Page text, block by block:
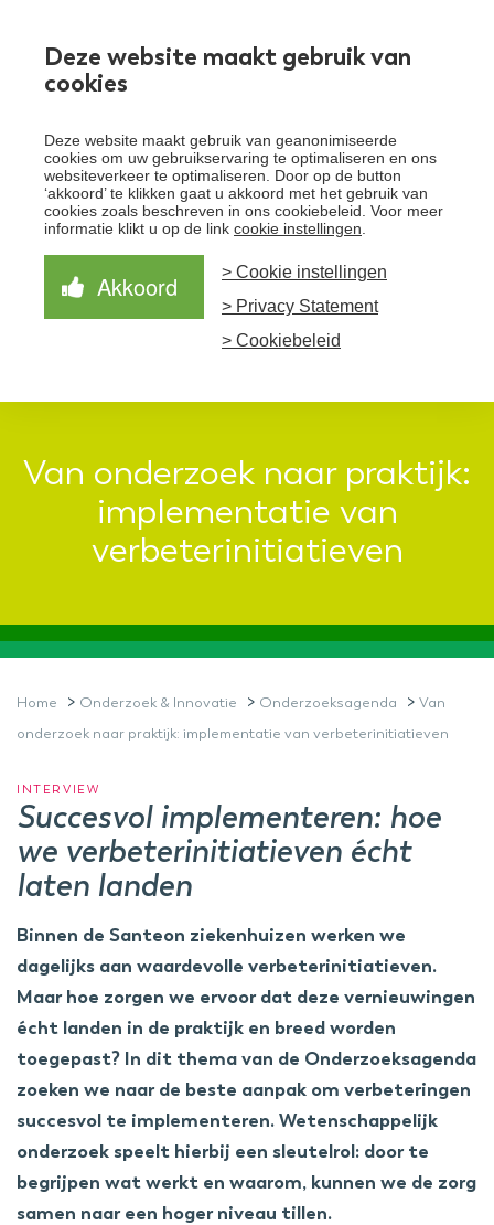
Deze website maakt gebruik van
cookies
Deze website maakt gebruik van geanonimiseerde
cookies om uw gebruikservaring te optimaliseren en ons
websiteverkeer te optimaliseren. Door op de button
‘akkoord’ te klikken gaat u akkoord met het gebruik van
cookies zoals beschreven in ons cookiebeleid. Voor meer
informatie klikt u op de link cookie instellingen
Akkoord
> Cookie instellingen
> Privacy Statement
> Cookiebeleid
Over Santeon
Waardegedreven zorg
aanpak
Samen Beter
Nieuws
Schrijf je in voor de nieuwsbrief
Schrijf je in voor onze nieuwsbrief en ontvang het
laatste nieuws!
Aanmelden nieuwsbrief
Van onderzoek naar praktijk:
implementatie van
verbeterinitiatieven
Home > Onderzoek & Innovatie > Onderzoeksagenda > Van
onderzoek naar praktijk: implementatie van verbeterinitiatieven
INTERVIEW
Succesvol implementeren: hoe
we verbeterinitiatieven écht
laten landen
Binnen de Santeon ziekenhuizen werken we
dagelijks aan waardevolle verbeterinitiatieven.
Maar hoe zorgen we ervoor dat deze vernieuwingen
écht landen in de praktijk en breed worden
toegepast? In dit thema van de Onderzoeksagenda
zoeken we naar de beste aanpak om verbeteringen
succesvol te implementeren. Wetenschappelijk
onderzoek speelt hierbij een sleutelrol: door te
begrijpen wat werkt en waarom, kunnen we de zorg
samen naar een hoger niveau tillen.